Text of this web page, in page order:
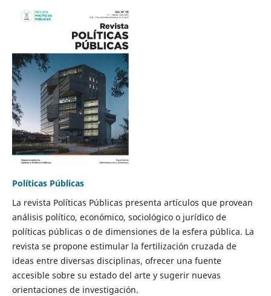
Políticas Públicas
La revista Políticas Públicas presenta artículos que provean
análisis político, económico, sociológico o jurídico de
políticas públicas o de dimensiones de la esfera pública. La
revista se propone estimular la fertilización cruzada de
ideas entre diversas disciplinas, ofrecer una fuente
accesible sobre su estado del arte y sugerir nuevas
orientaciones de investigación.